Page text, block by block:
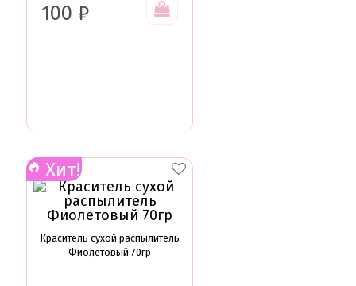
100 ₽
Хит!
Краситель сухой распылитель
Фиолетовый 70гр